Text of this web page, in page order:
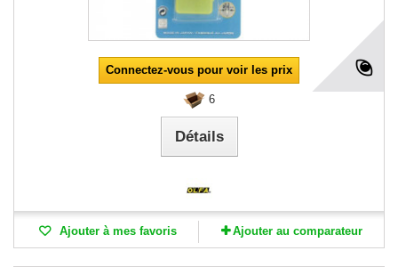
Connectez-vous pour voir les prix
6
Détails
Ajouter à mes favoris Ajouter au comparateur